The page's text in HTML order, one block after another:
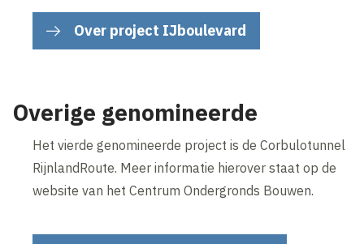
Over project IJboulevard
Overige genomineerde
Het vierde genomineerde project is de Corbulotunnel
RijnlandRoute. Meer informatie hierover staat op de
website van het Centrum Ondergronds Bouwen.